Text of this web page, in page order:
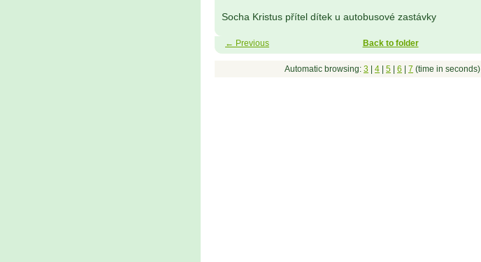
Socha Kristus přítel dítek u autobusové zastávky
← Previous Back to folder
Automatic browsing: 3 4 5 6 7 (time in seconds)